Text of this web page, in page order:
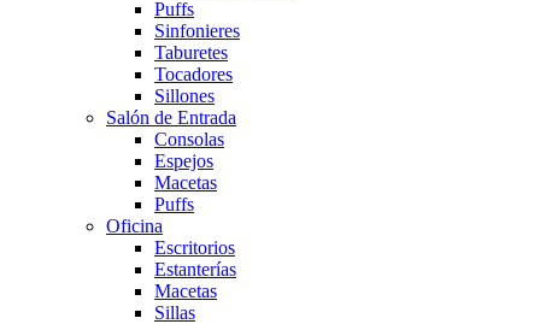
Puffs
Sinfonieres
Taburetes
Tocadores
Sillones
Salón de Entrada
Consolas
Espejos
Macetas
Puffs
Oficina
Escritorios
Estanterías
Macetas
Sillas